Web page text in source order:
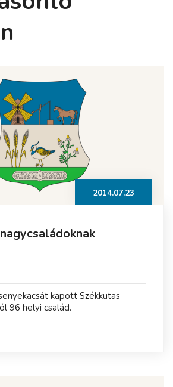
2014.07.23
kapott Székkutas
96 helyi család.